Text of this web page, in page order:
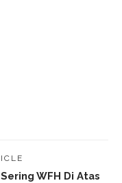
WFH Di Atas